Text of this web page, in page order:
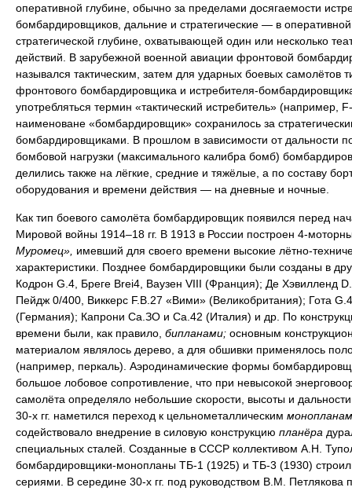
оперативной глубине, обычно за пределами досягаемости
бомбардировщиков, дальние и стратегические — в
стратегической глубине, охватывающей один или несколько
действий. В зарубежной военной авиации фронтовой
назывался тактическим, затем для ударных боевых самолётов
фронтового бомбардировщика и истребителя-
употребляться термин «тактический истребитель» (например,
наименоване «бомбардировщик» сохранилось за
бомбардировщиками. В прошлом в зависимости от дальности
бомбовой нагрузки (максимального калибра бомб)
делились также на лёгкие, средние и тяжёлые, а по составу
оборудования и времени действия — на дневные и ночные.
Как тип боевого самолёта бомбардировщик появился перед
Мировой войны 1914–18 гг. В 1913 в России построен 4-
Муромец», имевший для своего времени высокие лётно-
характеристики. Позднее бомбардировщики были созданы в
Кодрон G.4, Бреге Brei4, Ваузен VIII (Франция); Де Хэвилленд
Пейдж 0/400, Виккерс F.B.27 «Вими» (Великобритания); Гота
(Германия); Капрони Са.ЗО и Са.42 (Италия) и др. По
времени были, как правило, бипланами; основным
материалом являлось дерево, а для обшивки применялось
(например, перкаль). Аэродинамические формы
большое лобовое сопротивление, что при невысокой
самолёта определяло небольшие скорости, высоты и
30-х гг. наметился переход к цельнометаллическим
содействовало внедрение в силовую конструкцию планёра
специальных сталей. Созданные в СССР коллективом А.Н.
бомбардировщики-монопланы ТБ-1 (1925) и ТБ-3 (1930)
сериями. В середине 30-х гг. под руководством В.М. Петлякова